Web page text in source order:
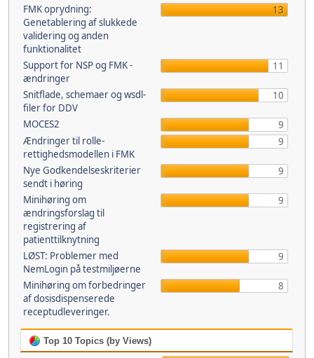
FMK oprydning:
Genetablering af slukkede
validering og anden
funktionalitet
13
Support for NSP og FMK -
ændringer
11
Snitflade, schemaer og wsdl-
filer for DDV
10
MOCES2
9
Ændringer til rolle-
rettighedsmodellen i FMK
9
Nye Godkendelseskriterier
sendt i høring
9
Minihøring om
ændringsforslag til
registrering af
patienttilknytning
9
LØST: Problemer med
NemLogin på testmiljøerne
9
Minihøring om forbedringer
af dosisdispenserede
receptudleveringer.
8
Top 10 Topics (by Views)